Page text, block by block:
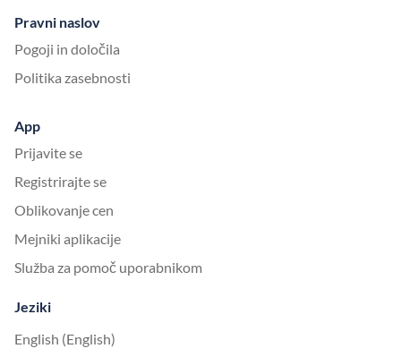
Pravni naslov
Pogoji in določila
Politika zasebnosti
App
Prijavite se
Registrirajte se
Oblikovanje cen
Mejniki aplikacije
Služba za pomoč uporabnikom
Jeziki
English (English)